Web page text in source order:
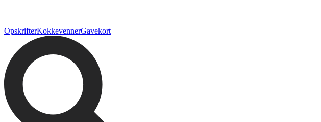
OpskrifterKokkevennerGavekort